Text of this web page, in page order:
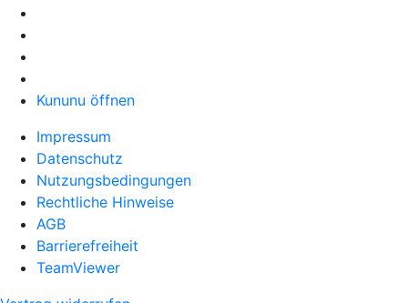
Kununu öffnen
Impressum
Datenschutz
Nutzungsbedingungen
Rechtliche Hinweise
AGB
Barrierefreiheit
TeamViewer